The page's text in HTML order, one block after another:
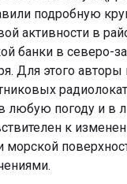
подробную
активности в
банки в северо-
Для этого авторы
любую погоду и в
к
морской